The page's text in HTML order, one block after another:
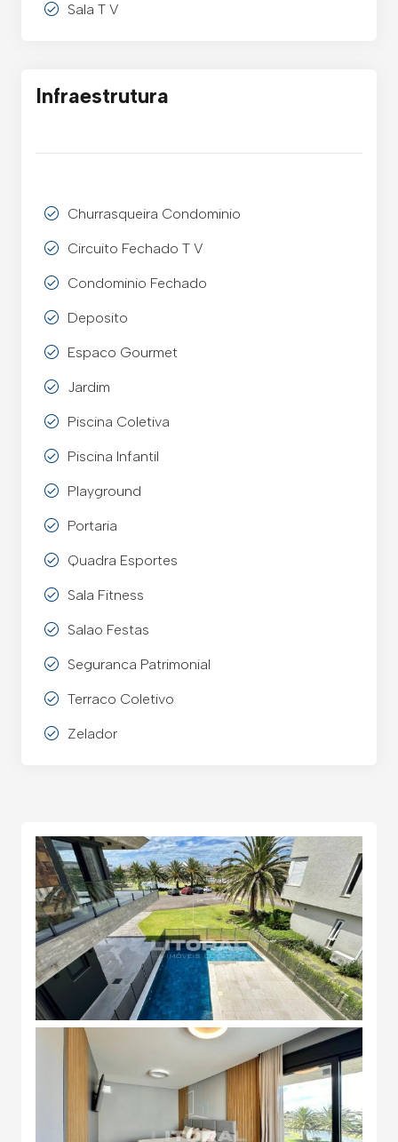
Sala T V
Infraestrutura
Churrasqueira Condominio
Circuito Fechado T V
Condominio Fechado
Deposito
Espaco Gourmet
Jardim
Piscina Coletiva
Piscina Infantil
Playground
Portaria
Quadra Esportes
Sala Fitness
Salao Festas
Seguranca Patrimonial
Terraco Coletivo
Zelador